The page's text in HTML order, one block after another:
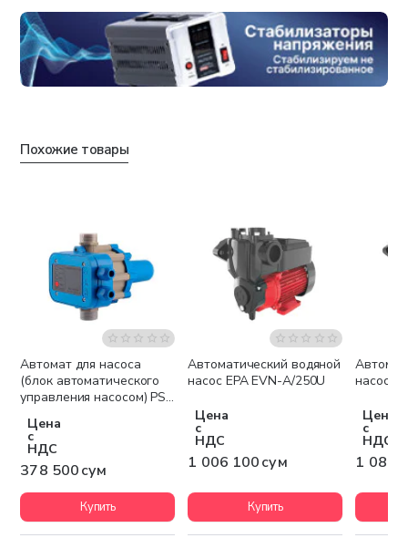
Похожие товары
Автомат для насоса
(блок автоматического
управления насосом) PS-
Цена
с
НДС
378 500 сум
Купить
Автоматический водяной
насос EPA EVN-A/250U
Цена
с
НДС
1 006 100 сум
Купить
насос
Цена
с
НДС
1 084